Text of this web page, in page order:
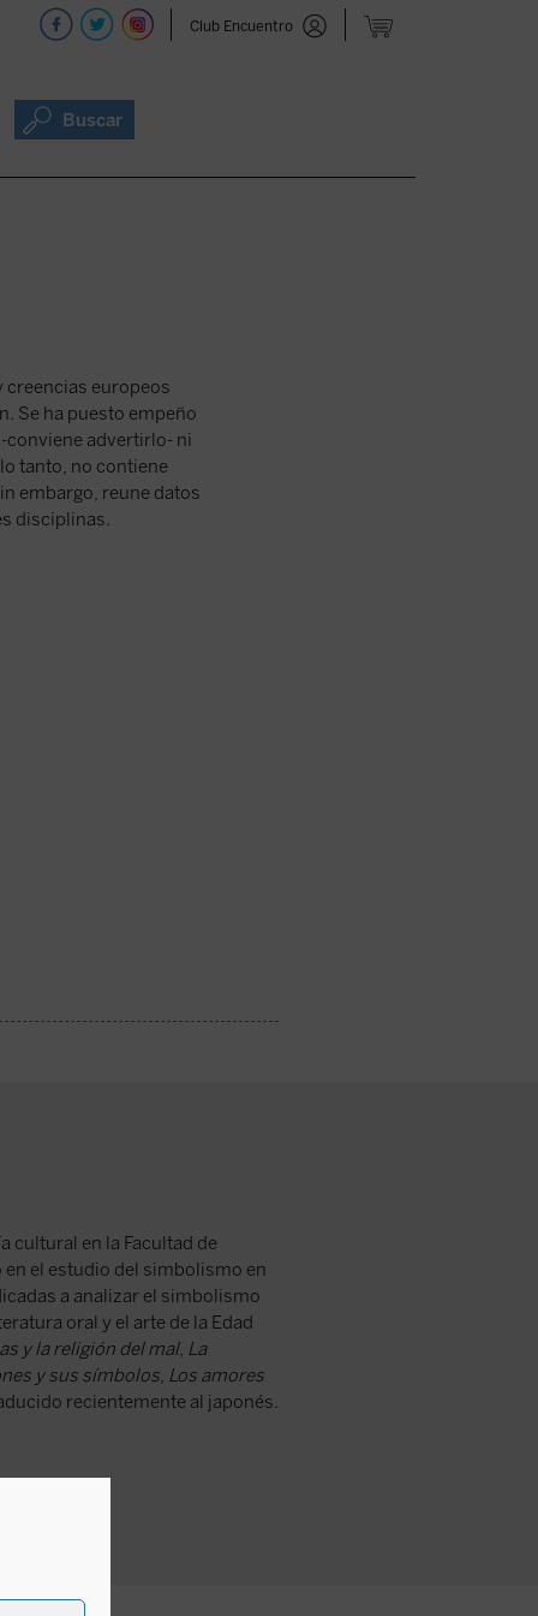
Club Encuentro
Buscar
creencias europeos
Se ha puesto empeño
conviene advertirlo- ni
tanto, no contiene
embargo, reune datos
disciplinas.
cultural en la Facultad de
en el estudio del simbolismo en
a analizar el simbolismo
oral y el arte de la Edad
y la religión del mal, La
y sus símbolos, Los amores
recientemente al japonés.